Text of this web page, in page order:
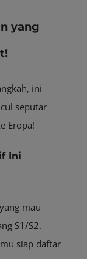
yang
ini
seputar
Eropa!
Ini
mau
S1/S2.
siap daftar